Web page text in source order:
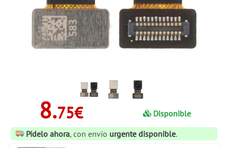
8.75€
Disponible
Pídelo ahora, con envío urgente disponible.